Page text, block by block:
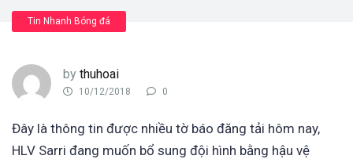
Tin Nhanh Bóng đá
by thuhoai
10/12/2018 0
Đây là thông tin được nhiều tờ báo đăng tải hôm nay,
HLV Sarri đang muốn bổ sung đội hình bằng hậu vệ